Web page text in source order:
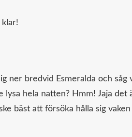
klar!
ner bredvid Esmeralda och
lysa hela natten? Hmm! Jaja
bäst att försöka hålla sig